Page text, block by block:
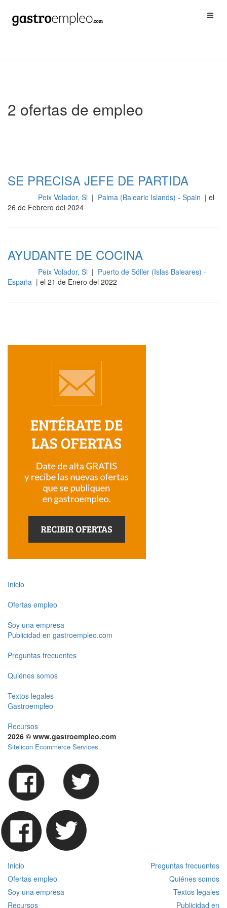
2 ofertas de empleo
SE PRECISA JEFE DE PARTIDA
Peix Volador, Sl | Palma (Balearic Islands) - Spain | el
26 de Febrero del 2024
AYUDANTE DE COCINA
Peix Volador, Sl | Puerto de Sóller (Islas Baleares) -
España | el 21 de Enero del 2022
Inicio
Ofertas empleo
Soy una empresa
Publicidad en gastroempleo.com
Preguntas frecuentes
Quiénes somos
Textos legales
Gastroempleo
Recursos
2026 © www.gastroempleo.com
Sitelicon Ecommerce Services
Inicio
Preguntas frecuentes
Ofertas empleo
Quiénes somos
Soy una empresa
Textos legales
Recursos
Publicidad en